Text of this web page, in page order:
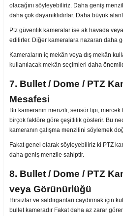
olacağını söyleyebiliriz. Daha geniş
daha çok dayanıklıdırlar. Daha büyük
Ptz güvenlik kameralar ise ak havada
edilirler. Diğer kameralara nazaran daha
Kameraların iç mekân veya dış mekân
kullanılacak mekân seçimleri daha
7. Bullet / Dome / PTZ
Mesafesi
Bir kameranın menzili; sensör tipi,
birçok faktöre göre çeşitlilik gösterir. Bu
kameranın çalışma menzilini söylemek
Fakat genel olarak söyleyebiliriz ki PTZ
daha geniş menzile sahiptir.
8. Bullet / Dome / PTZ
veya Görünürlüğü
Hırsızlar ve saldırganları caydırmak için
bullet kameradır Fakat daha az zarar